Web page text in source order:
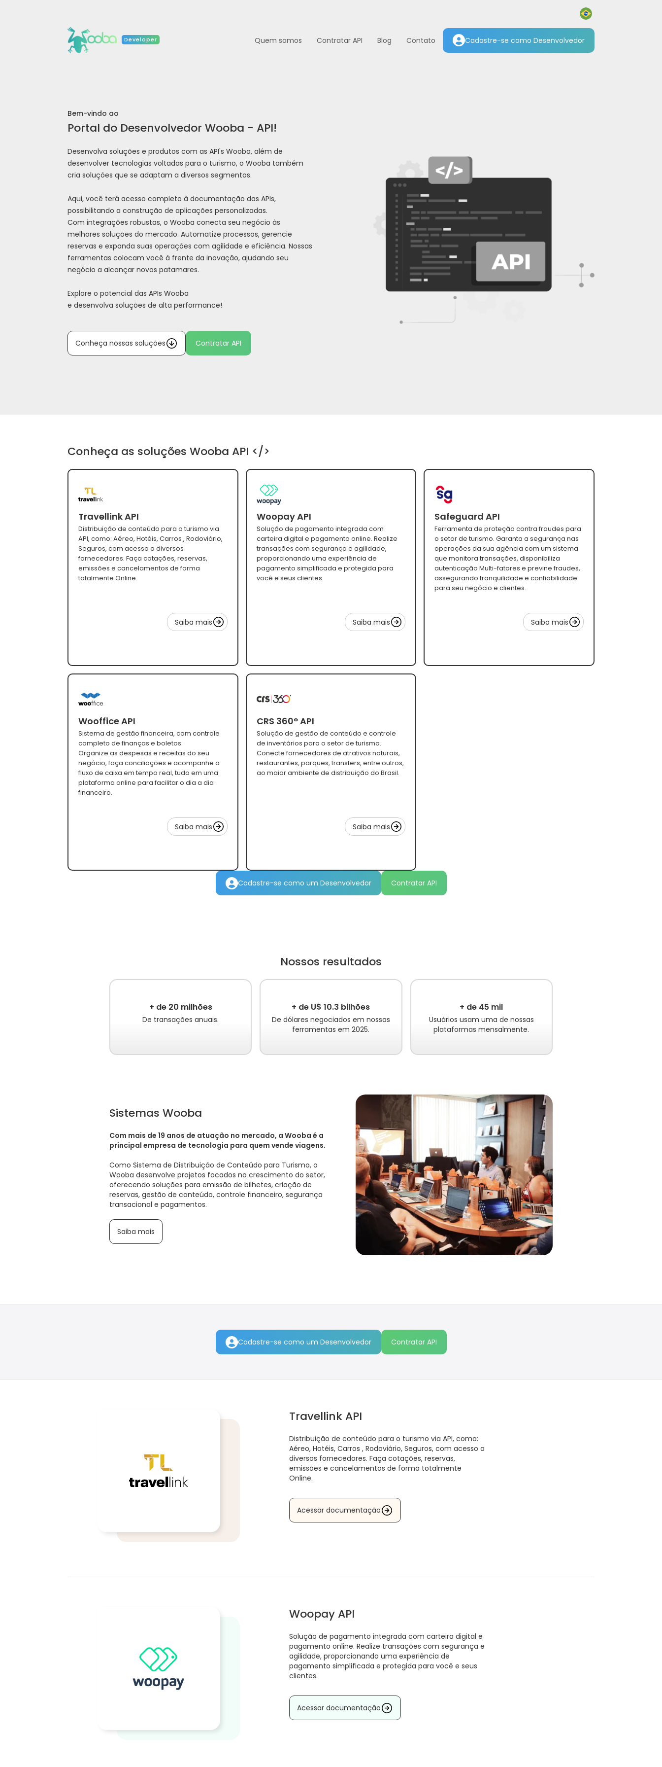
Developer Quem somos Contratar API Blog Contato Cadastre-se como Desenvolvedor
Bem-vindo ao
Portal do Desenvolvedor Wooba - API!
Desenvolva soluções e produtos com as API's Wooba, além de
desenvolver tecnologias voltadas para o turismo, o Wooba também
cria soluções que se adaptam a diversos segmentos.
Aqui, você terá acesso completo à documentação das APIs,
possibilitando a construção de aplicações personalizadas.
Com integrações robustas, o Wooba conecta seu negócio às
melhores soluções do mercado. Automatize processos, gerencie
reservas e expanda suas operações com agilidade e eficiência. Nossas
ferramentas colocam você à frente da inovação, ajudando seu
negócio a alcançar novos patamares.
Explore o potencial das APIs Wooba
e desenvolva soluções de alta performance!
Conheça nossas soluções Contratar API
Conheça as soluções Wooba API </>
Travellink API
Distribuição de conteúdo para o turismo via
API, como: Aéreo, Hotéis, Carros , Rodoviário,
Seguros, com acesso a diversos
fornecedores. Faça cotações, reservas,
emissões e cancelamentos de forma
totalmente Online.
Saiba mais
Woopay API
Solução de pagamento integrada com
carteira digital e pagamento online. Realize
transações com segurança e agilidade,
proporcionando uma experiência de
pagamento simplificada e protegida para
você e seus clientes.
Saiba mais
Safeguard API
Ferramenta de proteção contra fraudes para
o setor de turismo. Garanta a segurança nas
operações da sua agência com um sistema
que monitora transações, disponibiliza
autenticação Multi-fatores e previne fraudes,
assegurando tranquilidade e confiabilidade
para seu negócio e clientes.
Saiba mais
Wooffice API
Sistema de gestão financeira, com controle
completo de finanças e boletos.
Organize as despesas e receitas do seu
negócio, faça conciliações e acompanhe o
fluxo de caixa em tempo real, tudo em uma
plataforma online para facilitar o dia a dia
financeiro.
Saiba mais
CRS 360° API
Solução de gestão de conteúdo e controle
de inventários para o setor de turismo.
Conecte fornecedores de atrativos naturais,
restaurantes, parques, transfers, entre outros,
ao maior ambiente de distribuição do Brasil.
Saiba mais
Cadastre-se como um Desenvolvedor Contratar API
Nossos resultados
+ de 20 milhões
De transações anuais.
+ de U$ 10.3 bilhões
De dólares negociados em nossas
ferramentas em 2025.
+ de 45 mil
Usuários usam uma de nossas
plataformas mensalmente.
Sistemas Wooba
Com mais de 19 anos de atuação no mercado, a Wooba é a
principal empresa de tecnologia para quem vende viagens.
Como Sistema de Distribuição de Conteúdo para Turismo, o
Wooba desenvolve projetos focados no crescimento do setor,
oferecendo soluções para emissão de bilhetes, criação de
reservas, gestão de conteúdo, controle financeiro, segurança
transacional e pagamentos.
Saiba mais
Cadastre-se como um Desenvolvedor Contratar API
Travellink API
Distribuição de conteúdo para o turismo via API, como:
Aéreo, Hotéis, Carros , Rodoviário, Seguros, com acesso a
diversos fornecedores. Faça cotações, reservas,
emissões e cancelamentos de forma totalmente
Online.
Acessar documentação
Woopay API
Solução de pagamento integrada com carteira digital e
pagamento online. Realize transações com segurança e
agilidade, proporcionando uma experiência de
pagamento simplificada e protegida para você e seus
clientes.
Acessar documentação